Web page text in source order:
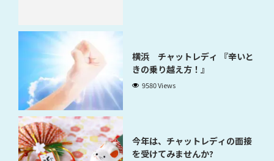
横浜 チャットレディ 『辛いと
きの乗り越え方！』
9580 Views
今年は、チャットレディの面接
を受けてみませんか?